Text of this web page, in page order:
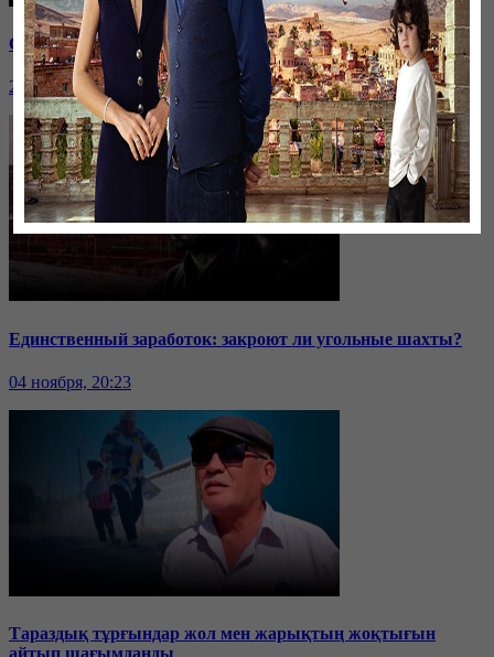
Саммит ОДКБ: под вопросом эффективность организации
24 ноября, 20:43
Единственный заработок: закроют ли угольные шахты?
04 ноября, 20:23
Тараздық тұрғындар жол мен жарықтың жоқтығын
айтып шағымданды